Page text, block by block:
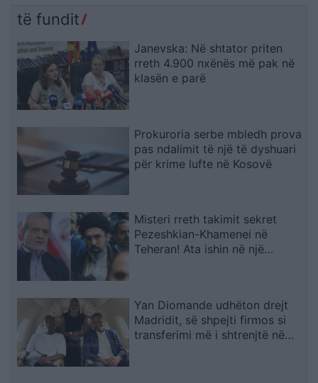
të fundit
Janevska: Në shtator priten
rreth 4.900 nxënës më pak në
klasën e parë
Prokuroria serbe mbledh prova
pas ndalimit të një të dyshuari
për krime lufte në Kosovë
Misteri rreth takimit sekret
Pezeshkian-Khamenei në
Teheran! Ata ishin në një
Yan Diomande udhëton drejt
Madridit, së shpejti firmos si
transferimi më i shtrenjtë në